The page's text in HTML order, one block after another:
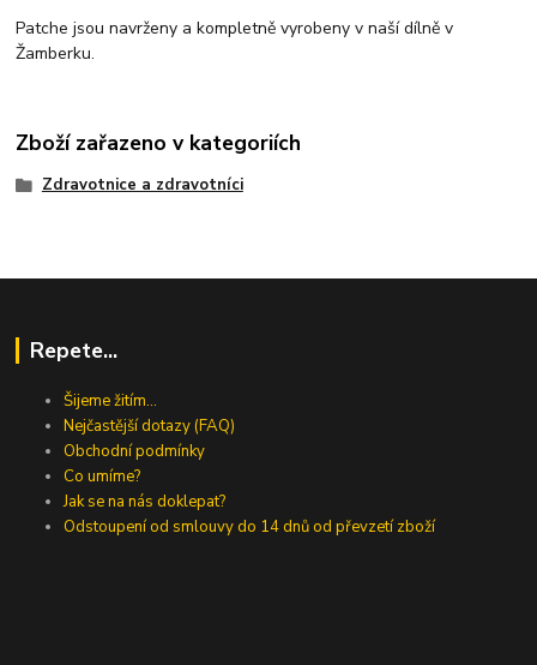
Patche jsou navrženy a kompletně vyrobeny v naší dílně v
Žamberku.
Zboží zařazeno v kategoriích
Zdravotnice a zdravotníci
Repete...
Šijeme žitím...
Nejčastější dotazy (FAQ)
Obchodní podmínky
Co umíme?
Jak se na nás doklepat?
Odstoupení od smlouvy do 14 dnů od převzetí zboží